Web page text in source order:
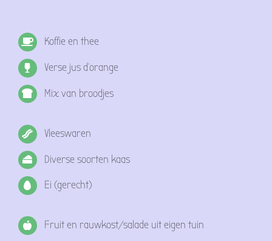
Koffie en thee
Verse jus d’orange
Mix van broodjes
Vleeswaren
Diverse soorten kaas
Ei (gerecht)
Fruit en rauwkost/salade uit eigen tuin